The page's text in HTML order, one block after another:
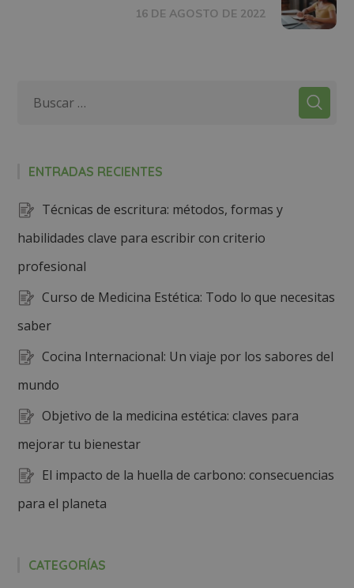
16 DE AGOSTO DE 2022
ENTRADAS RECIENTES
Técnicas de escritura: métodos, formas y
habilidades clave para escribir con criterio
profesional
Curso de Medicina Estética: Todo lo que necesitas
saber
Cocina Internacional: Un viaje por los sabores del
mundo
Objetivo de la medicina estética: claves para
mejorar tu bienestar
El impacto de la huella de carbono: consecuencias
para el planeta
CATEGORÍAS